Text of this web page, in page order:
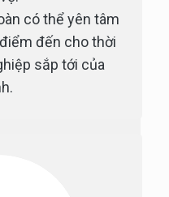
có thể yên tâm
đến cho thời
sắp tới của